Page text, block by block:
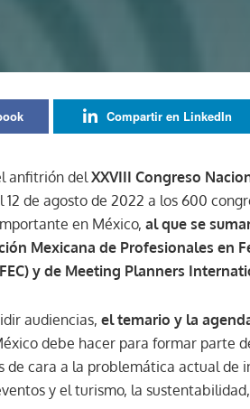
Compartir en LinkedIn
anfitrión delXXVIII Congreso
12 de agosto de 2022 a los 600
en México, al que se
Mexicana de Profesionales en
y de Meeting Planners
audiencias, el temario y la
debe hacer para formar parte
de cara a la problemática actual de
y el turismo, la